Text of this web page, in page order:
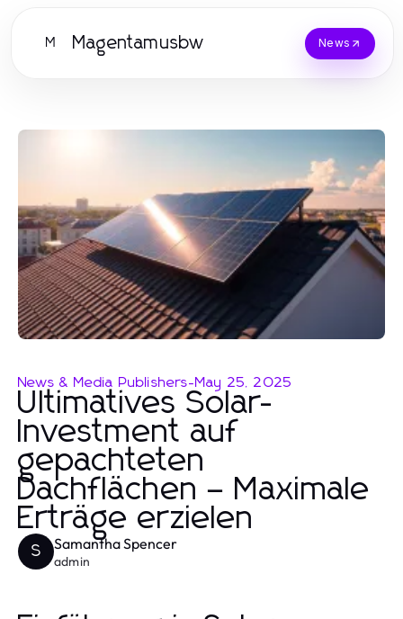
M Magentamusbw News
News & Media Publishers-May 25, 2025
Ultimatives Solar-
Investment auf
gepachteten
Dachflächen – Maximale
Erträge erzielen
S Samantha Spencer
admin